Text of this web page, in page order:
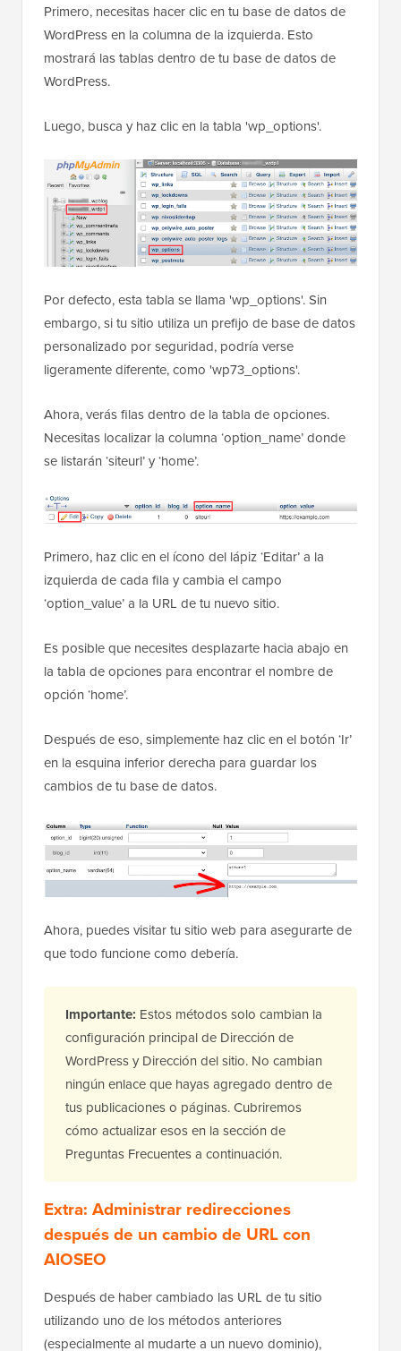
Primero, necesitas hacer clic en tu base de datos de
WordPress en la columna de la izquierda. Esto
mostrará las tablas dentro de tu base de datos de
WordPress.
Luego, busca y haz clic en la tabla 'wp_options'.
Por defecto, esta tabla se llama 'wp_options'. Sin
embargo, si tu sitio utiliza un prefijo de base de datos
personalizado por seguridad, podría verse
ligeramente diferente, como 'wp73_options'.
Ahora, verás filas dentro de la tabla de opciones.
Necesitas localizar la columna ‘option_name’ donde
se listarán ‘siteurl’ y ‘home’.
Primero, haz clic en el ícono del lápiz ‘Editar’ a la
izquierda de cada fila y cambia el campo
‘option_value’ a la URL de tu nuevo sitio.
Es posible que necesites desplazarte hacia abajo en
la tabla de opciones para encontrar el nombre de
opción ‘home’.
Después de eso, simplemente haz clic en el botón ‘Ir’
en la esquina inferior derecha para guardar los
cambios de tu base de datos.
Ahora, puedes visitar tu sitio web para asegurarte de
que todo funcione como debería.
Importante: Estos métodos solo cambian la
configuración principal de Dirección de
WordPress y Dirección del sitio. No cambian
ningún enlace que hayas agregado dentro de
tus publicaciones o páginas. Cubriremos
cómo actualizar esos en la sección de
Preguntas Frecuentes a continuación.
Extra: Administrar redirecciones
después de un cambio de URL con
AIOSEO
Después de haber cambiado las URL de tu sitio
utilizando uno de los métodos anteriores
(especialmente al mudarte a un nuevo dominio),